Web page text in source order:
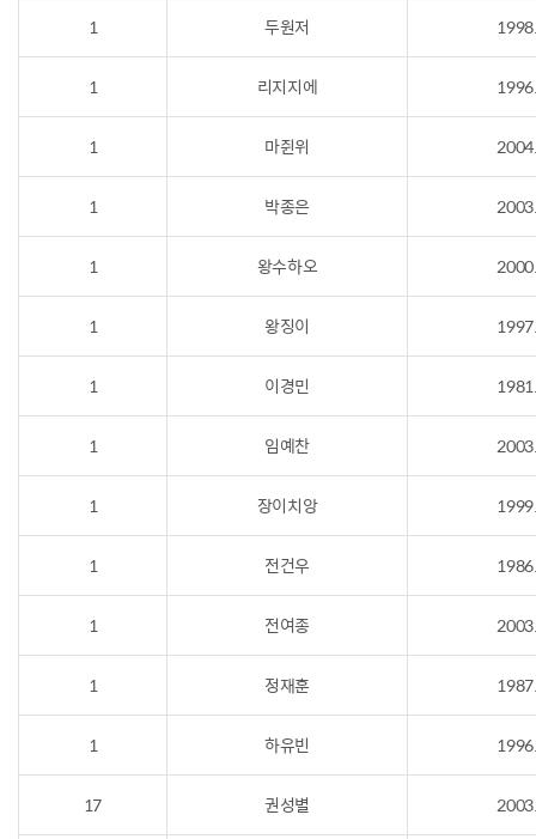
1 두원저
1 리지지에
1 마쥔위
1 박종은
1 왕수하오
1 왕징이
1 이경민
1 임예찬
1 장이치앙
1 전건우
1 전여종
1 정재훈
1 하유빈
17 권성별